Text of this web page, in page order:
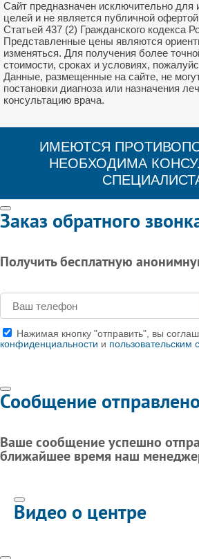
Сайт предназначен исключительно
целей и не является публичной
Статьей 437 (2) Гражданского кодекса
Представленные цены являются
изменяться. Для получения более
стоимости, сроках и условиях,
Данные, размещенные на сайте, не
постановки диагноза или назначения
консультацию врача.
ИМЕЮТСЯ
НЕОБХОДИМА
Заказ обратного
Получить бесплатную
Нажимая кнопку "отправить", вы
конфиденциальности и пользовательским
Сообщение отправлено
Ваше сообщение успешно
ближайшее время наш
Видео о центре